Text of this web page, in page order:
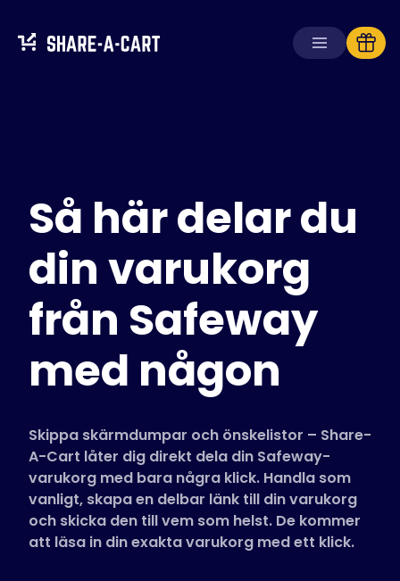
Lösningar
För konsumenter
För företag
SkaffaPlus+
Logga in
Vanliga frågor
Guider
Svenska (Swedish)
Så här delar du
din varukorg
från Safeway
med någon
Skippa skärmdumpar och önskelistor – Share-
A-Cart låter dig direkt dela din Safeway-
varukorg med bara några klick. Handla som
vanligt, skapa en delbar länk till din varukorg
och skicka den till vem som helst. De kommer
att läsa in din exakta varukorg med ett klick.